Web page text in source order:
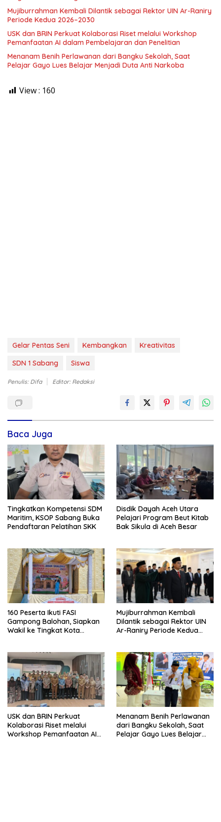
Mujiburrahman Kembali Dilantik sebagai Rektor UIN Ar-Raniry
Periode Kedua 2026–2030
USK dan BRIN Perkuat Kolaborasi Riset melalui Workshop
Pemanfaatan AI dalam Pembelajaran dan Penelitian
Menanam Benih Perlawanan dari Bangku Sekolah, Saat
Pelajar Gayo Lues Belajar Menjadi Duta Anti Narkoba
View : 160
Gelar Pentas Seni Kembangkan
Kreativitas
SDN 1 Sabang
Siswa
Penulis: Difa Editor: Redaksi
Baca Juga
Tingkatkan Kompetensi SDM
Maritim, KSOP Sabang Buka
Pendaftaran Pelatihan SKK
Disdik Dayah Aceh Utara
Pelajari Program Beut Kitab
Bak Sikula di Aceh Besar
160 Peserta Ikuti FASI
Gampong Balohan, Siapkan
Wakil ke Tingkat Kota
Mujiburrahman Kembali
Dilantik sebagai Rektor UIN
Ar-Raniry Periode Kedua
USK dan BRIN Perkuat
Kolaborasi Riset melalui
Workshop Pemanfaatan AI
Menanam Benih Perlawanan
dari Bangku Sekolah, Saat
Pelajar Gayo Lues Belajar